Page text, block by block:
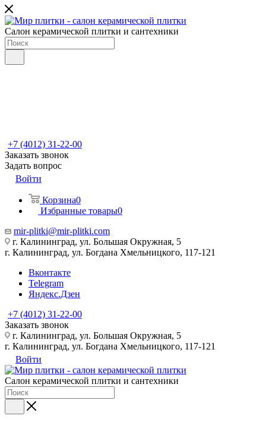
Салон керамической плитки и сантехники
+7 (4012) 31-22-00
Заказать звонок
Задать вопрос
Войти
Корзина0
Избранные товары0
mir-plitki@mir-plitki.com
г. Калининград, ул. Большая Окружная, 5
г. Калининград, ул. Богдана Хмельницкого, 117-121
Вконтакте
Telegram
Яндекс.Дзен
+7 (4012) 31-22-00
Заказать звонок
г. Калининград, ул. Большая Окружная, 5
г. Калининград, ул. Богдана Хмельницкого, 117-121
Войти
Салон керамической плитки и сантехники